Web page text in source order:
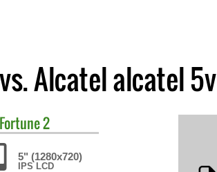
Alcatel alcatel 5v
Fortune 2
5" (1280x720)
IPS LCD